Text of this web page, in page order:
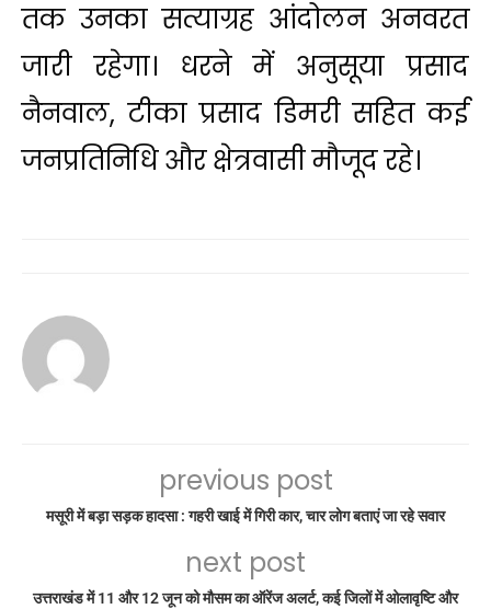
तक उनका सत्याग्रह आंदोलन अनवरत
जारी रहेगा। धरने में अनुसूया प्रसाद
नैनवाल, टीका प्रसाद डिमरी सहित कई
जनप्रतिनिधि और क्षेत्रवासी मौजूद रहे।
previous post
मसूरी में बड़ा सड़क हादसा : गहरी खाई में गिरी कार, चार लोग बताएं जा रहे सवार
next post
उत्तराखंड में 11 और 12 जून को मौसम का ऑरेंज अलर्ट, कई जिलों में ओलावृष्टि और